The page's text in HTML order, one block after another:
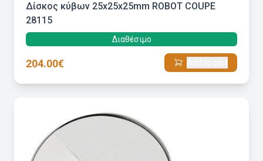
Δίσκος κύβων 25x25x25mm ROBOT COUPE
28115
Διαθέσιμο
204.00€